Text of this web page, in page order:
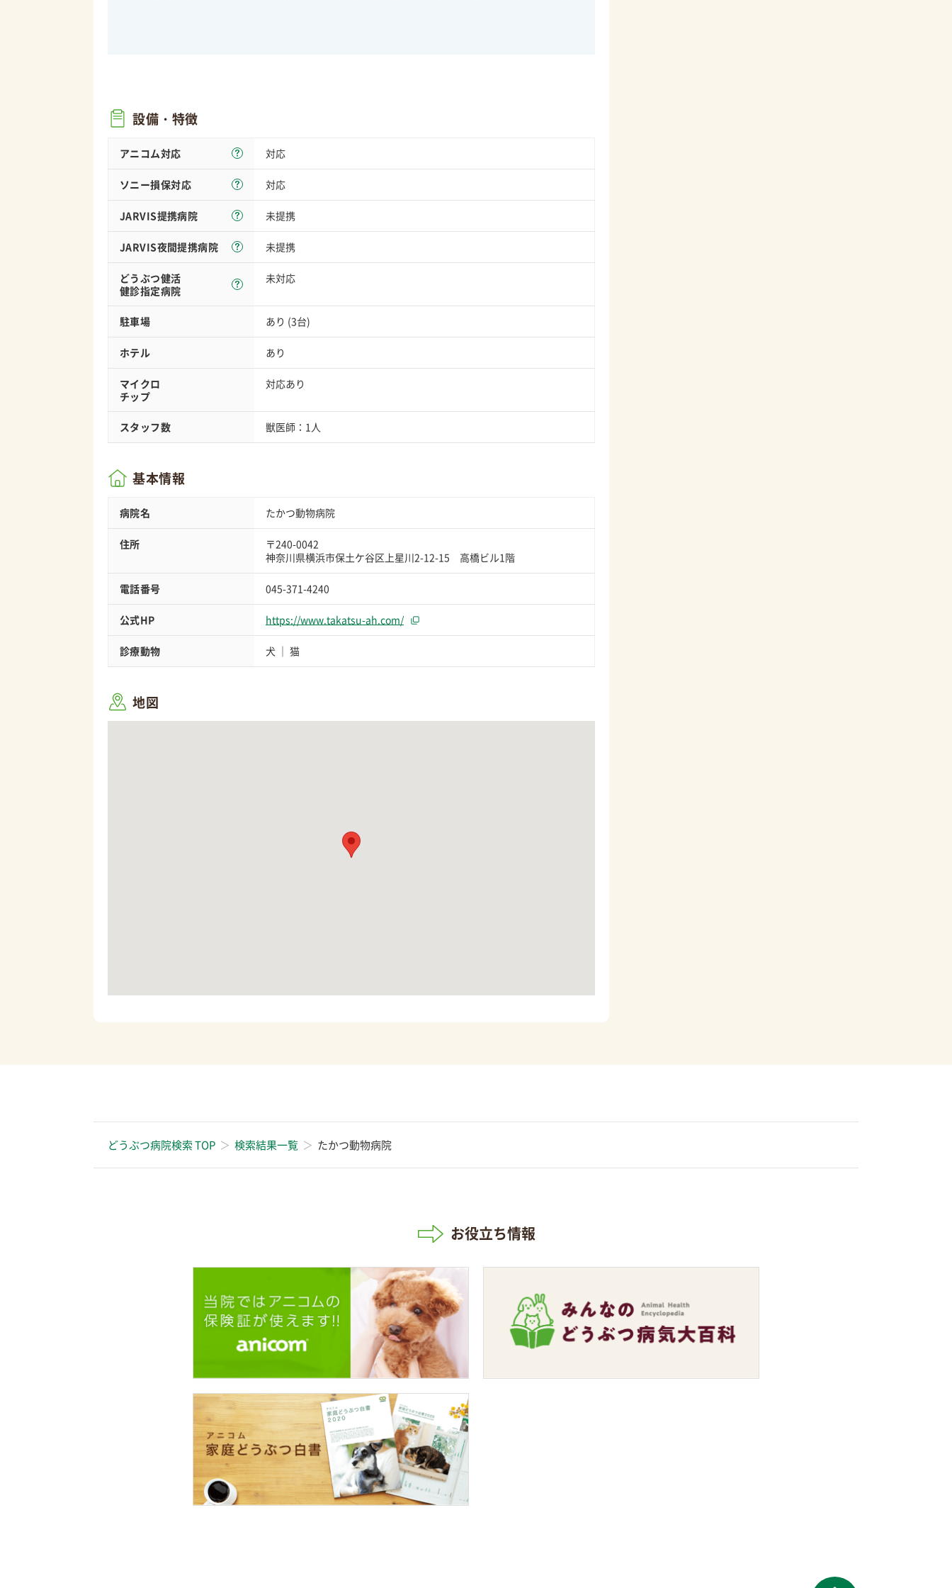
設備・特徴
アニコム対応 対応
ソニー損保対応 対応
JARVIS提携病院 未提携
JARVIS夜間提携病院 未提携
どうぶつ健活
健診指定病院
未対応
駐車場 あり (3台)
ホテル あり
マイクロ
チップ
対応あり
スタッフ数 獣医師：1人
基本情報
病院名 たかつ動物病院
住所
〒240-0042
神奈川県横浜市保土ケ谷区上星川2-12-15 高橋ビル1階
電話番号 045-371-4240
公式HP https://www.takatsu-ah.com/
診療動物 犬 猫
地図
どうぶつ病院検索 TOP 検索結果一覧 たかつ動物病院
お役立ち情報